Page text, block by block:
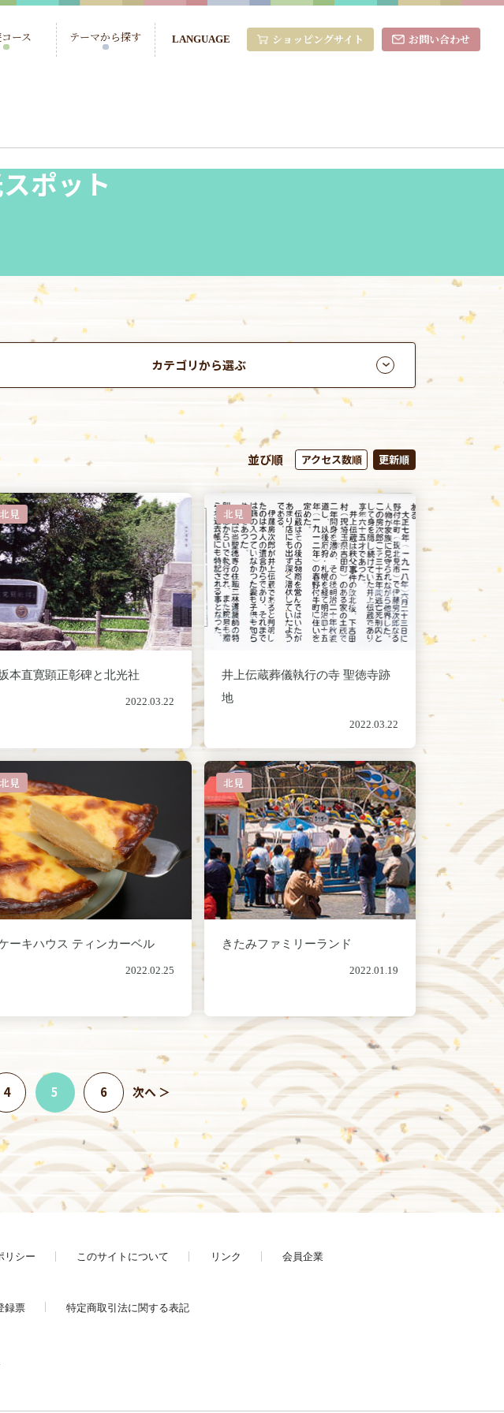
ース テーマから探す LANGUAGE ショッピングサイト お問い合わせ
ポット
カテゴリから選ぶ
並び順 アクセス数順 更新順
北見
本直寛顕正彰碑と北光社
2022.03.22
北見
井上伝蔵葬儀執行の寺 聖徳寺跡
地
2022.03.22
北見
ーキハウス ティンカーベル
2022.02.25
北見
きたみファミリーランド
2022.01.19
4 5 6 次へ ＞
リシー このサイトについて リンク 会員企業
録票 特定商取引法に関する表記